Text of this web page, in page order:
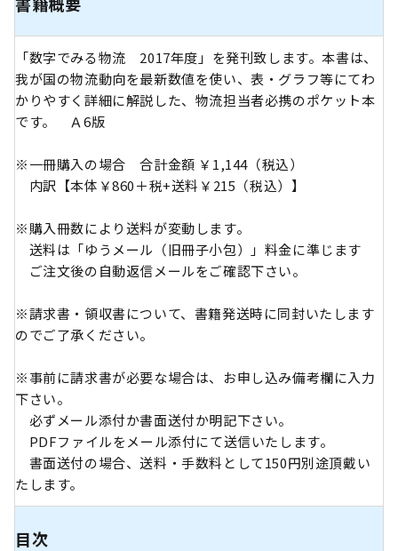
「数字でみる物流 2017年度」を発刊致します。本書は、
我が国の物流動向を最新数値を使い、表・グラフ等にてわ
かりやすく詳細に解説した、物流担当者必携のポケット本
です。 Ａ6版
※一冊購入の場合 合計金額 ￥1,144（税込）
内訳【本体￥860＋税+送料￥215（税込）】
※購入冊数により送料が変動します。
送料は「ゆうメール（旧冊子小包）」料金に準じます
ご注文後の自動返信メールをご確認下さい。
※請求書・領収書について、書籍発送時に同封いたします
のでご了承ください。
※事前に請求書が必要な場合は、お申し込み備考欄に入力
下さい。
必ずメール添付か書面送付か明記下さい。
PDFファイルをメール添付にて送信いたします。
書面送付の場合、送料・手数料として150円別途頂戴い
たします。
目次